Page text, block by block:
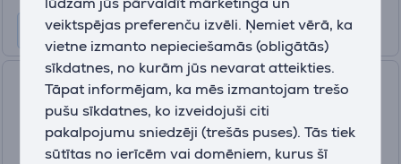
veiktspējas preferenču izvēli. Ņemiet vērā, ka
vietne izmanto nepieciešamās (obligātās)
sīkdatnes, no kurām jūs nevarat atteikties.
Tāpat informējam, ka mēs izmantojam trešo
pušu sīkdatnes, ko izveidojuši citi
pakalpojumu sniedzēji (trešās puses). Tās tiek
sūtītas no ierīcēm vai domēniem, kurus šī
Philips, tumši pelēka - LED
lukturis
SFL4003T/10
Ir noliktavā